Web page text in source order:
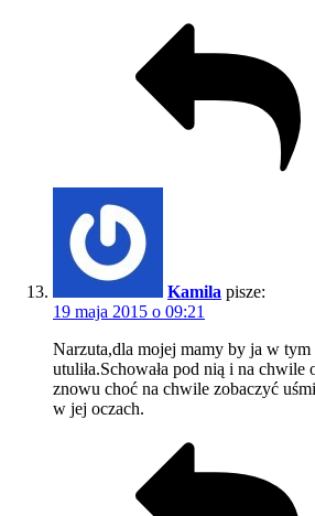
Kamila pisze:
19 maja 2015 o 09:21
Narzuta,dla mojej mamy by ja w tym
utuliła.Schowała pod nią i na chwile
znowu choć na chwile zobaczyć
w jej oczach.